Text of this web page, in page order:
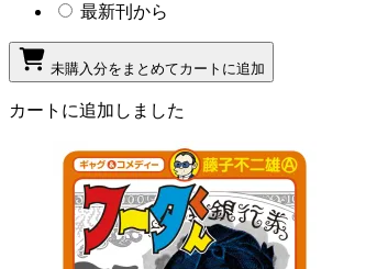
最新刊から
未購入分をまとめてカートに追加
カートに追加しました